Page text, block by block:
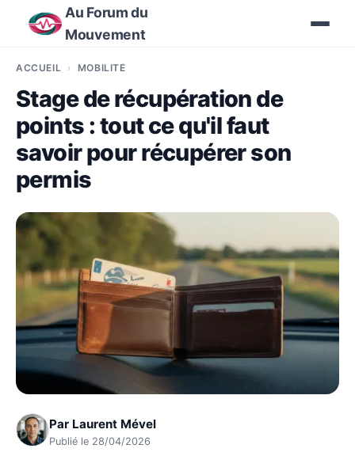
Au Forum du
Mouvement
ACCUEIL MOBILITÉ
Stage de récupération de
points : tout ce qu'il faut
savoir pour récupérer son
permis
Par Laurent Mével
Publié le 28/04/2026